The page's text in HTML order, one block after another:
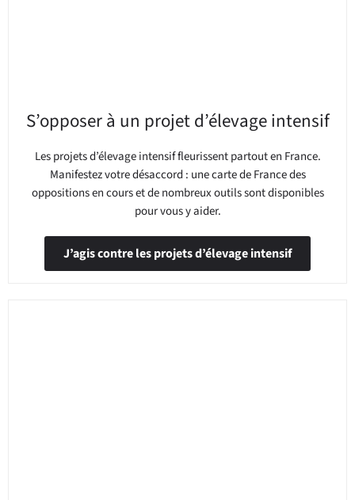
S’opposer à un projet d’élevage intensif
Les projets d’élevage intensif fleurissent partout en France.
Manifestez votre désaccord : une carte de France des
oppositions en cours et de nombreux outils sont disponibles
pour vous y aider.
J’agis contre les projets d’élevage intensif